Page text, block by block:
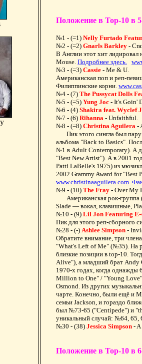
Положение в Top-10 в
№1 - (=1)Nelly Furtado
№2 - (=2)Gnarls Barkley-
В Англии этот хит
Mouse.Подробнее здесь.
№3 - (=3)Cassie - Me & U.
Американская поп и реп-
Филиппинские корни.
№4 - (7)The Pussycat Dolls
№5 - (=5)Yung Joc - It's Goin'
№6 - (4)Shakira feat. Wyclef
№7 - (6)Rihanna- Unfaithful.
№8 - (=8)Christina Aguilera-
Пик этого сингла был
альбома "Back to Basics".
№1 в Adult Contemporary). А
"Best New Artist"). А в 2001
Patti LaBelle's 1975) из
2002 Grammy Award for "Best
www.christinaaguilera.com
№9 - (10)The Fray- Over My
Американская рок-
Slade — вокал, клавишные,
№10 - (9)Lil Jon Featuring E-
Пик для этого реп-сборного
№28 - (-)Ashlee Simpson-
Обратите внимание, три
"What's Left of Me" (№35). На
близкие позиции в top-10.
Alive"), а младший брат Andy
1970-х годах, когда однажды
Million to One" / "Young
Osmond. Из других
чарте. Конечно, были ещё и
семьи Jackson, и гораздо
был №73-65 ("Centipede") и
уникальный случай: №64, 65,
№30 - (38)Jessica Simpson-
Положение в Top-10 в